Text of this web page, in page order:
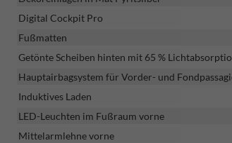
Digital Cockpit Pro
Fußmatten
Getönte Scheiben hinten mit 65 %
Hauptairbagsystem für Vorder- und
Induktives Laden
LED-Leuchten im Fußraum vorne
Mittelarmlehne vorne